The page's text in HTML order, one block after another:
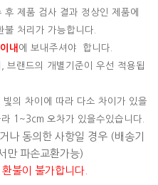
제품 검사 결과 정상인 제품에
처리가 가능합니다.
내 에 보내주셔야 합니다.
브랜드의 개별기준이 우선 적용됩
의 차이에 따라 다소 차이가 있을
1~3cm 오차가 있을수있습니다.
나 동의한 사항일 경우 (배송기
만 파손교환가능)
불이 불가합니다.